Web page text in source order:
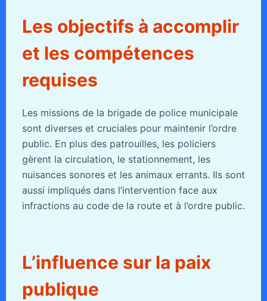
Les objectifs à accomplir
et les compétences
requises
Les missions de la brigade de police municipale
sont diverses et cruciales pour maintenir l’ordre
public. En plus des patrouilles, les policiers
gèrent la circulation, le stationnement, les
nuisances sonores et les animaux errants. Ils sont
aussi impliqués dans l’intervention face aux
infractions au code de la route et à l’ordre public.
L’influence sur la paix
publique